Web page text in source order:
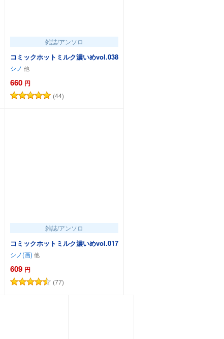
雑誌/アンソロ
コミックホットミルク濃いめvol.038
シノ
660 円
(44)
カートに追加
雑誌/アンソロ
コミックホットミルク濃いめvol.017
シノ(画)
609 円
(77)
カートに追加